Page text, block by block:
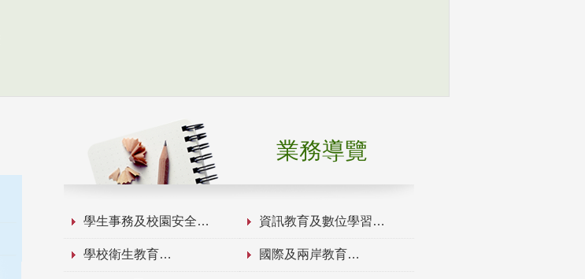
業務導覽
學生事務及校園安全 資訊教育及數位學習
學校衛生教育 國際及兩岸教育